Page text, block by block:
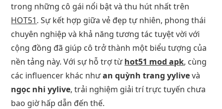
trong những cô gái nổi bật và thu hút nhất trên
HOT51. Sự kết hợp giữa vẻ đẹp tự nhiên, phong thái
chuyên nghiệp và khả năng tương tác tuyệt vời với
cộng đồng đã giúp cô trở thành một biểu tượng của
nền tảng này. Với sự hỗ trợ từhot51 mod apk, cùng
các influencer khác nhưan quỳnh trang yylivevà
ngọc nhi yylive, trải nghiệm giải trí trực tuyến chưa
bao giờ hấp dẫn đến thế.